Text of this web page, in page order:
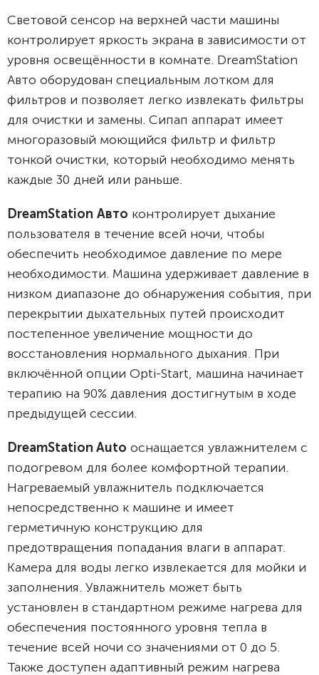
Световой сенсор на верхней части машины
контролирует яркость экрана в зависимости от
уровня освещённости в комнате. DreamStation
Авто оборудован специальным лотком для
фильтров и позволяет легко извлекать фильтры
для очистки и замены. Сипап аппарат имеет
многоразовый моющийся фильтр и фильтр
тонкой очистки, который необходимо менять
каждые 30 дней или раньше.
DreamStation Авто контролирует дыхание
пользователя в течение всей ночи, чтобы
обеспечить необходимое давление по мере
необходимости. Машина удерживает давление в
низком диапазоне до обнаружения события, при
перекрытии дыхательных путей происходит
постепенное увеличение мощности до
восстановления нормального дыхания. При
включённой опции Opti-Start, машина начинает
терапию на 90% давления достигнутым в ходе
предыдущей сессии.
DreamStation Auto оснащается увлажнителем с
подогревом для более комфортной терапии.
Нагреваемый увлажнитель подключается
непосредственно к машине и имеет
герметичную конструкцию для
предотвращения попадания влаги в аппарат.
Камера для воды легко извлекается для мойки и
заполнения. Увлажнитель может быть
установлен в стандартном режиме нагрева для
обеспечения постоянного уровня тепла в
течение всей ночи со значениями от 0 до 5.
Также доступен адаптивный режим нагрева